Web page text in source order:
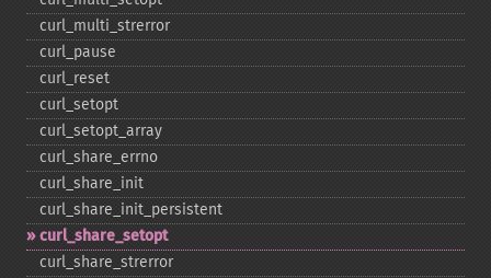
curl_​multi_​strerror
curl_​pause
curl_​reset
curl_​setopt
curl_​setopt_​array
curl_​share_​errno
curl_​share_​init
curl_​share_​init_​persistent
curl_​share_​setopt
curl_​share_​strerror